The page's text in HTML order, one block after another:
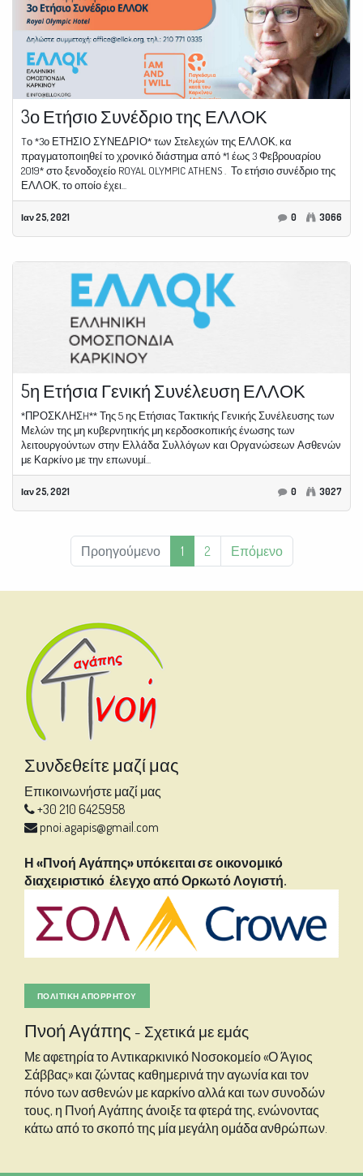
3ο Ετήσιο Συνέδριο της ΕΛΛΟΚ
Tο *3ο ΕΤΗΣΙΟ ΣΥΝΕΔΡΙΟ* των Στελεχών της ΕΛΛΟΚ, κα
πραγματοποιηθεί το χρονικό διάστημα από *1 έως 3 Φεβρουαρίου
2019* στο ξενοδοχείο ROYAL OLYMPIC ATHENS . Το ετήσιο συνέδριο της
ΕΛΛΟΚ, το οποίο έχει...
Ιαν 25, 2021 0 3066
5η Ετήσια Γενική Συνέλευση ΕΛΛΟΚ
*ΠΡΟΣΚΛΗΣH** Της 5 ης Ετήσιας Τακτικής Γενικής Συνέλευσης των
Μελών της μη κυβερνητικής μη κερδοσκοπικής ένωσης των
λειτουργούντων στην Ελλάδα Συλλόγων και Οργανώσεων Ασθενών
με Καρκίνο με την επωνυμί...
Ιαν 25, 2021 0 3027
Προηγούμενο 1 2 Επόμενο
Συνδεθείτε μαζί μας
Επικοινωνήστε μαζί μας
+30 210 6425958
pnoi.agapis@gmail.com
Η «Πνοή Αγάπης» υπόκειται σε οικονομικό
διαχειριστικό έλεγχο από Ορκωτό Λογιστή.
ΠΟΛΙΤΙΚΉ ΑΠΟΡΡΗΤΟΥ
Πνοή Αγάπης - Σχετικά με εμάς
Με αφετηρία το Αντικαρκινικό Νοσοκομείο «Ο Άγιος
Σάββας» και ζώντας καθημερινά την αγωνία και τον
πόνο των ασθενών με καρκίνο αλλά και των συνοδών
τους, η Πνοή Αγάπης άνοιξε τα φτερά της, ενώνοντας
κάτω από το σκοπό της μία μεγάλη ομάδα ανθρώπων.